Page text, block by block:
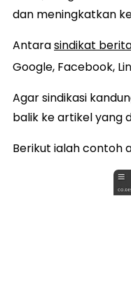
dan meningkatkan
Antarasindikat
Google, Facebook,
Agar sindikasi
balik ke artikel yang
Berikut ialah contoh